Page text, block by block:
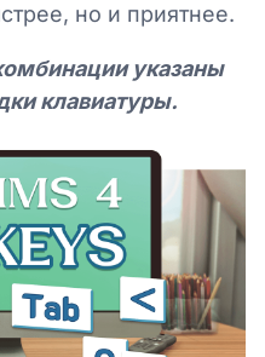
но и приятнее.
указаны
клавиатуры.